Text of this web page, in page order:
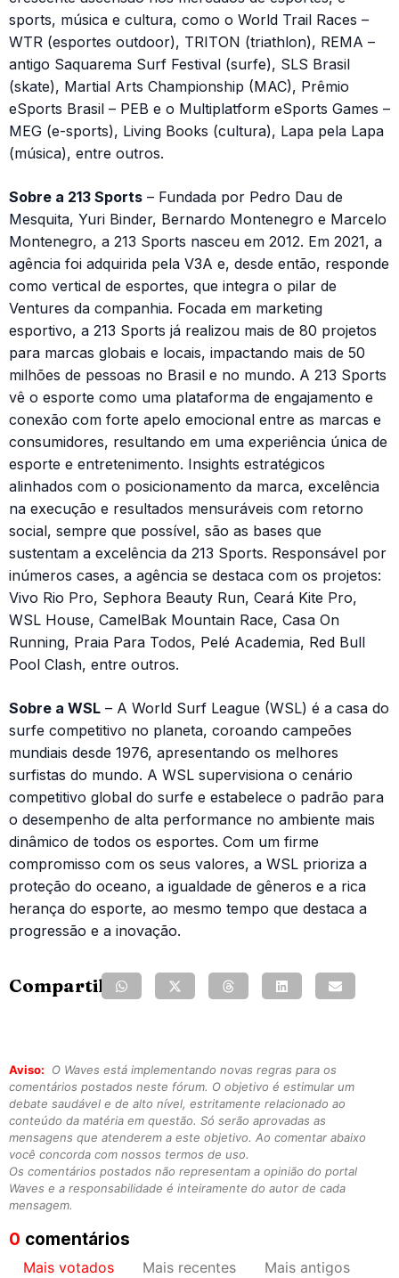
sports, música e cultura, como o World Trail Races –
WTR (esportes outdoor), TRITON (triathlon), REMA –
antigo Saquarema Surf Festival (surfe), SLS Brasil
(skate), Martial Arts Championship (MAC), Prêmio
eSports Brasil – PEB e o Multiplatform eSports Games –
MEG (e-sports), Living Books (cultura), Lapa pela Lapa
(música), entre outros.
Sobre a 213 Sports – Fundada por Pedro Dau de
Mesquita, Yuri Binder, Bernardo Montenegro e Marcelo
Montenegro, a 213 Sports nasceu em 2012. Em 2021, a
agência foi adquirida pela V3A e, desde então, responde
como vertical de esportes, que integra o pilar de
Ventures da companhia. Focada em marketing
esportivo, a 213 Sports já realizou mais de 80 projetos
para marcas globais e locais, impactando mais de 50
milhões de pessoas no Brasil e no mundo. A 213 Sports
vê o esporte como uma plataforma de engajamento e
conexão com forte apelo emocional entre as marcas e
consumidores, resultando em uma experiência única de
esporte e entretenimento. Insights estratégicos
alinhados com o posicionamento da marca, excelência
na execução e resultados mensuráveis com retorno
social, sempre que possível, são as bases que
sustentam a excelência da 213 Sports. Responsável por
inúmeros cases, a agência se destaca com os projetos:
Vivo Rio Pro, Sephora Beauty Run, Ceará Kite Pro,
WSL House, CamelBak Mountain Race, Casa On
Running, Praia Para Todos, Pelé Academia, Red Bull
Pool Clash, entre outros.
Sobre a WSL – A World Surf League (WSL) é a casa do
surfe competitivo no planeta, coroando campeões
mundiais desde 1976, apresentando os melhores
surfistas do mundo. A WSL supervisiona o cenário
competitivo global do surfe e estabelece o padrão para
o desempenho de alta performance no ambiente mais
dinâmico de todos os esportes. Com um firme
compromisso com os seus valores, a WSL prioriza a
proteção do oceano, a igualdade de gêneros e a rica
herança do esporte, ao mesmo tempo que destaca a
progressão e a inovação.
Compartilhe:
Aviso:
O Waves está implementando novas regras para os
comentários postados neste fórum. O objetivo é estimular um
debate saudável e de alto nível, estritamente relacionado ao
conteúdo da matéria em questão. Só serão aprovadas as
mensagens que atenderem a este objetivo. Ao comentar abaixo
você concorda com nossos termos de uso.
Os comentários postados não representam a opinião do portal
Waves e a responsabilidade é inteiramente do autor de cada
mensagem.
0 comentários
Mais votados Mais recentes Mais antigos